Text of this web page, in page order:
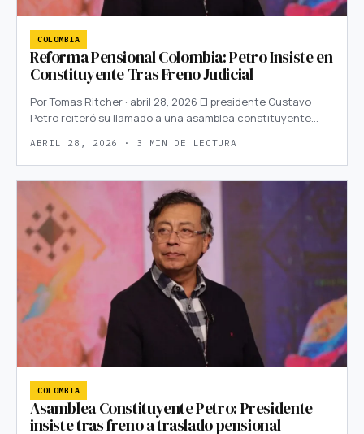
COLOMBIA
Reforma Pensional Colombia: Petro Insiste en
Constituyente Tras Freno Judicial
Por Tomas Ritcher · abril 28, 2026 El presidente Gustavo
Petro reiteró su llamado a una asamblea constituyente…
ABRIL 28, 2026 · 3 MIN DE LECTURA
COLOMBIA
Asamblea Constituyente Petro: Presidente
insiste tras freno a traslado pensional